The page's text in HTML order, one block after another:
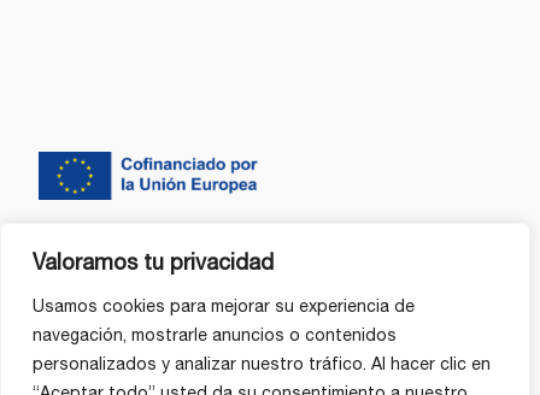
Valoramos tu privacidad
Usamos cookies para mejorar su experiencia de
navegación, mostrarle anuncios o contenidos
personalizados y analizar nuestro tráfico. Al hacer clic en